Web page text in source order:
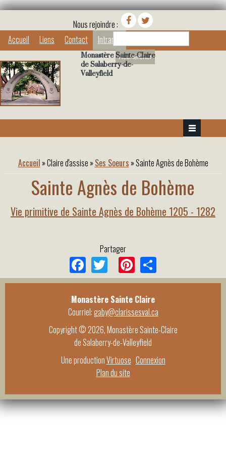
Nous rejoindre :
Accueil Liens Contact Intranet
Monastère Sainte-Claire
de Salaberry-de-
Valleyfield
Vous êtes ici
Accueil »Claire d'assise »Ses Soeurs » Sainte Agnès de Bohème
Sainte Agnès de Bohème
Vie primitive de Sainte Agnès de Bohème 1205 - 1282
Partager
FacebookTwitterPinterest
Monastère Sainte Claire
Courriel:gaby@clarissesval.ca
Copyright © 2026, Monastère Sainte-Claire
de Salaberry-de-Valleyfield
Une productionVirtuose Connexion
Plan du site